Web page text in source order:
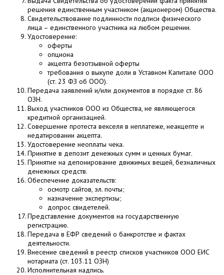
решения единственным участником (акционером) Общества.
Свидетельствование подлинности подписи физического
лица – единственного участника на любом решении.
Удостоверение:
оферты
опциона
акцепта безотзывной оферты
требования о выкупе доли в Уставном Капитале ООО
(ст. 23 ФЗ об ООО).
Передача заявлений и/или документов в порядке ст. 86
ОЗН.
Выход участников ООО из Общества, не являющегося
кредитной организацией.
Совершение протеста векселя в неплатеже, неакцепте и
недатировании акцепта.
Удостоверение неоплаты чека.
Принятие в депозит денежных сумм и ценных бумаг.
Принятие на депонирование движимых вещей, безналичных
денежных средств.
Обеспечение доказательств:
осмотр сайтов, эл. почты;
назначение экспертизы;
допрос свидетелей.
Представление документов на государственную
регистрацию.
Передача в ЕФР сведений о банкротстве и фактах
деятельности.
Внесение сведений в реестр списков участников ООО ЕИС
нотариата (ст. 103.11 ОЗН)
Исполнительная надпись.